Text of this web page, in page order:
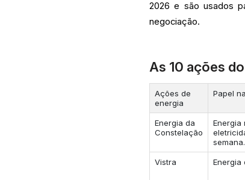
2026 e são usados
negociação.
As 10 ações
Ações de
energia
Papel
Energia da
Constelação
Energia
semana.
Vistra Energia